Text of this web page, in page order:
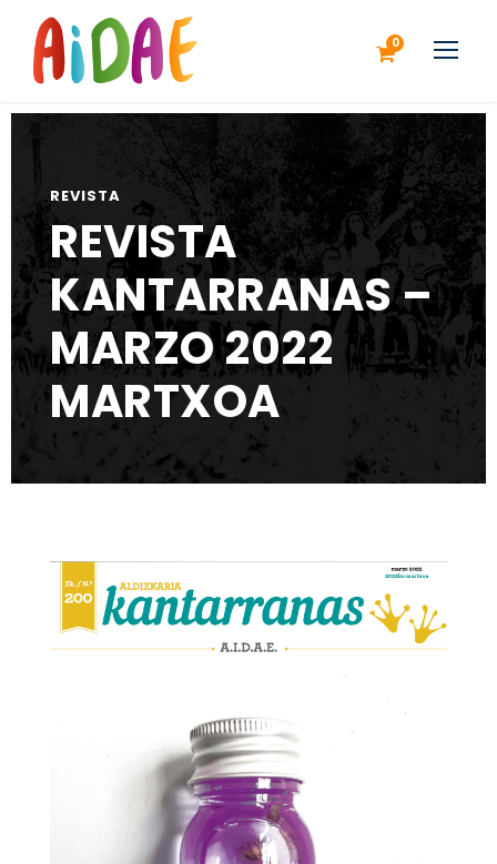
0
REVISTA
REVISTA
KANTARRANAS –
MARZO 2022
MARTXOA